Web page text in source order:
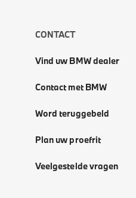
CONTACT
Vind uw BMW dealer
Contact met BMW
Word teruggebeld
Plan uw proefrit
Veelgestelde vragen